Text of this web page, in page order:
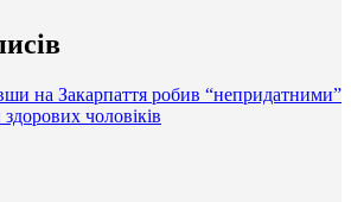
на Закарпаття робив “непридатними”
чоловіків